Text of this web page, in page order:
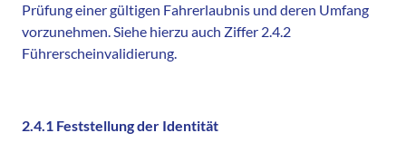
Prüfung einer gültigen Fahrerlaubnis und deren Umfang
vorzunehmen. Siehe hierzu auch Ziffer 2.4.2
Führerscheinvalidierung.
2.4.1 Feststellung der Identität